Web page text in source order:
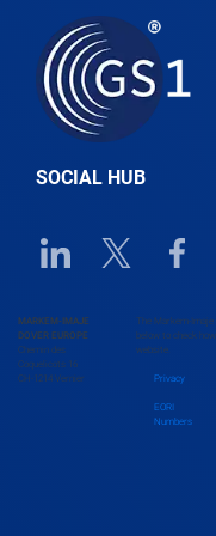
Belgium
Belize
Bolivia
SOCIAL HUB
Linkedin URL link
Twitter URL
MARKEM-IMAJE
DOVER EUROPE
Chemin des
Coquelicots 16
CH-1214 Vernier
The Markem-Imaje
below to check
website.
Privacy
EORI
Numbers